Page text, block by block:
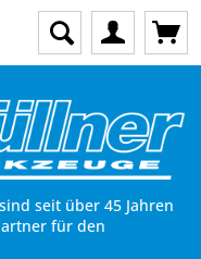
seit über 45 Jahren
für den